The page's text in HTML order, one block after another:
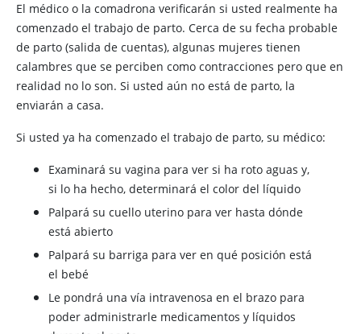
El médico o la comadrona verificarán si usted realmente ha
comenzado el trabajo de parto. Cerca de su fecha probable
de parto (salida de cuentas), algunas mujeres tienen
calambres que se perciben como contracciones pero que en
realidad no lo son. Si usted aún no está de parto, la
enviarán a casa.
Si usted ya ha comenzado el trabajo de parto, su médico:
Examinará su vagina para ver si ha roto aguas y,
si lo ha hecho, determinará el color del líquido
Palpará su cuello uterino para ver hasta dónde
está abierto
Palpará su barriga para ver en qué posición está
el bebé
Le pondrá una vía intravenosa en el brazo para
poder administrarle medicamentos y líquidos